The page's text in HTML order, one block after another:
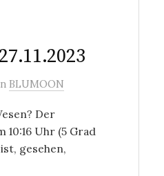
BLUMOON
Der
10:16 Uhr (5 Grad
gesehen,